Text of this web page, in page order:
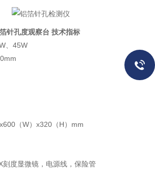
针孔度观察台 技术指标
、45W
（W）x320（H）mm
刻度显微镜，电源线，保险管